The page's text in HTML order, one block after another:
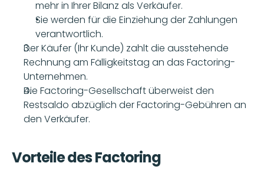
mehr in Ihrer Bilanz als Verkäufer.
Sie werden für die Einziehung der Zahlungen
verantwortlich.
Der Käufer (Ihr Kunde) zahlt die ausstehende
Rechnung am Fälligkeitstag an das Factoring-
Unternehmen.
Die Factoring-Gesellschaft überweist den
Restsaldo abzüglich der Factoring-Gebühren an
den Verkäufer.
Vorteile des Factoring